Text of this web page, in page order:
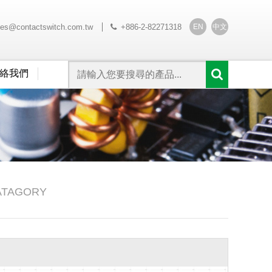
+886-2-82271318 EN 中文
我們